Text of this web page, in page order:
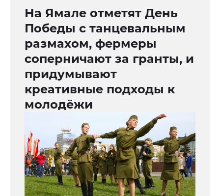
На Ямале отметят День
Победы с танцевальным
размахом, фермеры
соперничают за гранты, и
придумывают
креативные подходы к
молодёжи